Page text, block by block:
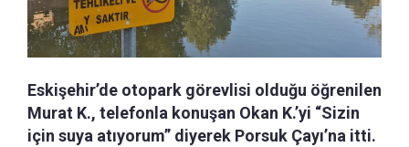
Eskişehir’de otopark görevlisi olduğu öğrenilen
Murat K., telefonla konuşan Okan K.’yi “Sizin
için suya atıyorum” diyerek Porsuk Çayı’na itti.